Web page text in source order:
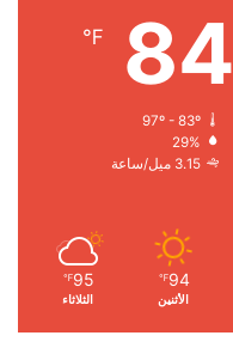
84
℉
97º - 83º
29%
3.15 ميل/ساعة
94
℉
الأثنين
95
℉
الثلاثاء